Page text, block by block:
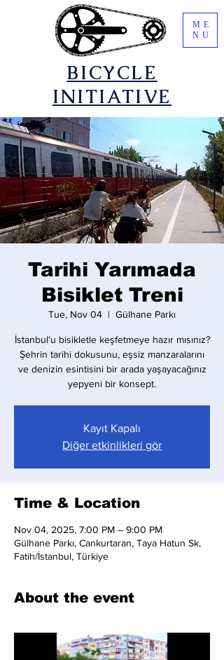
​BICYCLE
INITIATIVE
ME
NU
Tarihi Yarımada
Bisiklet Treni
Tue, Nov 04
  |
Gülhane Parkı
İstanbul'u bisikletle keşfetmeye hazır mısınız?
Şehrin tarihi dokusunu, eşsiz manzaralarını
ve denizin esintisini bir arada yaşayacağınız
yepyeni bir konsept.
Kayıt Kapalı
Diğer etkinlikleri gör
Time & Location
Nov 04, 2025, 7:00 PM – 9:00 PM
Gülhane Parkı, Cankurtaran, Taya Hatun Sk,
Fatih/İstanbul, Türkiye
About the event